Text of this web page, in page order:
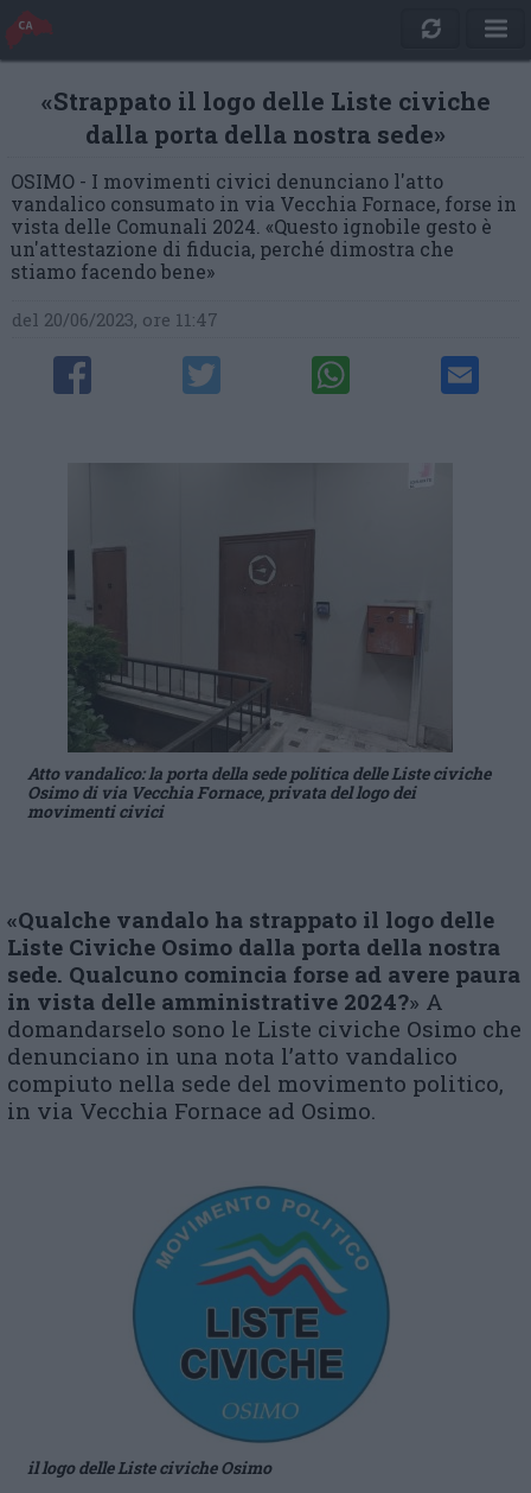
«Strappato il logo delle Liste civiche
dalla porta della nostra sede»
OSIMO - I movimenti civici denunciano l'atto
vandalico consumato in via Vecchia Fornace, forse in
vista delle Comunali 2024. «Questo ignobile gesto è
un'attestazione di fiducia, perché dimostra che
stiamo facendo bene»
del 20/06/2023, ore 11:47
Atto vandalico: la porta della sede politica delle Liste civiche
Osimo di via Vecchia Fornace, privata del logo dei
movimenti civici
«Qualche vandalo ha strappato il logo delle
Liste Civiche Osimo dalla porta della nostra
sede. Qualcuno comincia forse ad avere paura
in vista delle amministrative 2024?» A
domandarselo sono le Liste civiche Osimo che
denunciano in una nota l’atto vandalico
compiuto nella sede del movimento politico,
in via Vecchia Fornace ad Osimo.
il logo delle Liste civiche Osimo